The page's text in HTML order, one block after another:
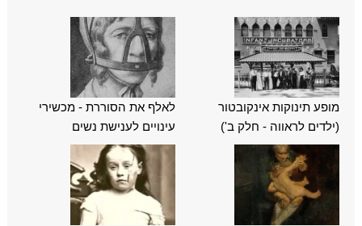
מופע תינוקות אינקובטור
(ילדים לראווה - חלק ב')
לאלף את הסוררת - מכשירי
עינויים לענישת נשים